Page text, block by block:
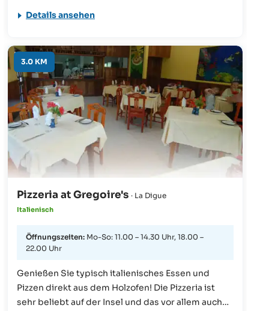
Der Blick von hier auf Praslin ist ein echtes
Details ansehen
3.0 KM
Pizzeria at Gregoire's · La Digue
Italienisch
Öffnungszeiten: Mo-So: 11.00 – 14.30 Uhr, 18.00 –
22.00 Uhr
Genießen Sie typisch italienisches Essen und
Pizzen direkt aus dem Holzofen! Die Pizzeria ist
sehr beliebt auf der Insel und das vor allem auch